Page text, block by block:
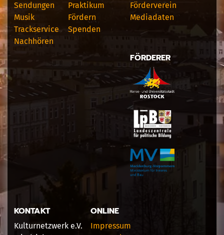
Sendungen
Musik
Trackservice
Nachhören
Praktikum
Fördern
Spenden
Förderverein
Mediadaten
FÖRDERER
KONTAKT
Kulturnetzwerk e.V.
ONLINE
Impressum